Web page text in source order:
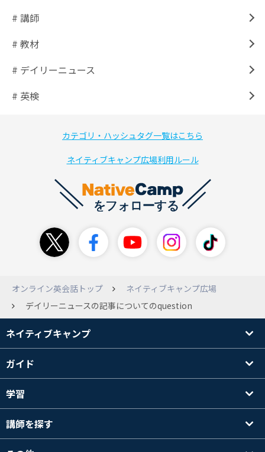
# 講師
# 教材
# デイリーニュース
# 英検
カテゴリ・ハッシュタグ一覧はこちら
ネイティブキャンプ広場利用ルール
オンライン英会話トップ
ネイティブキャンプ広場
デイリーニュースの記事についてのquestion
ネイティブキャンプ
ガイド
学習
講師を探す